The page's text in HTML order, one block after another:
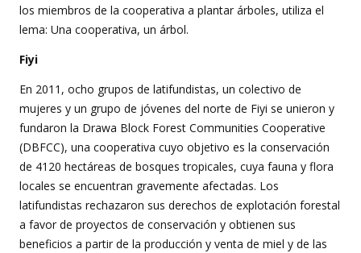
los miembros de la cooperativa a plantar árboles, utiliza el
lema: Una cooperativa, un árbol.
Fiyi
En 2011, ocho grupos de latifundistas, un colectivo de
mujeres y un grupo de jóvenes del norte de Fiyi se unieron y
fundaron la Drawa Block Forest Communities Cooperative
(DBFCC), una cooperativa cuyo objetivo es la conservación
de 4120 hectáreas de bosques tropicales, cuya fauna y flora
locales se encuentran gravemente afectadas. Los
latifundistas rechazaron sus derechos de explotación forestal
a favor de proyectos de conservación y obtienen sus
beneficios a partir de la producción y venta de miel y de las